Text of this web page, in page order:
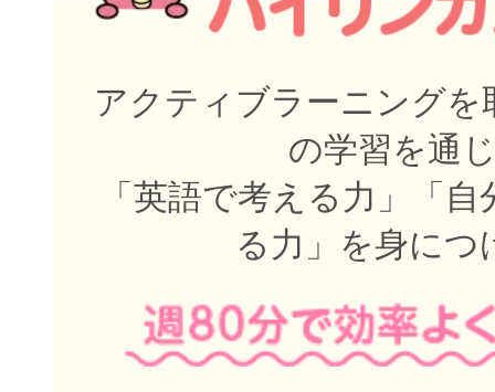
アクティブラーニングを
の学習を通
「英語で考える力」「
る力」を身につ